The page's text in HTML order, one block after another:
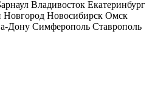
Владивосток Екатеринбург
Новосибирск Омск
Дону Симферополь Ставрополь